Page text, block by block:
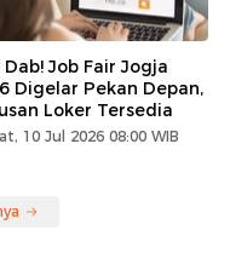
Job Fair Jogja
Digelar Pekan Depan,
Loker Tersedia
10 Jul 2026 08:00 WIB